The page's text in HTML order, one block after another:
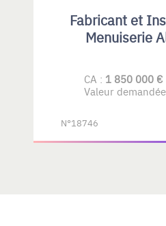
Fabricant et
Menuiserie
CA : 1 850 000 €
Valeur
N°18746